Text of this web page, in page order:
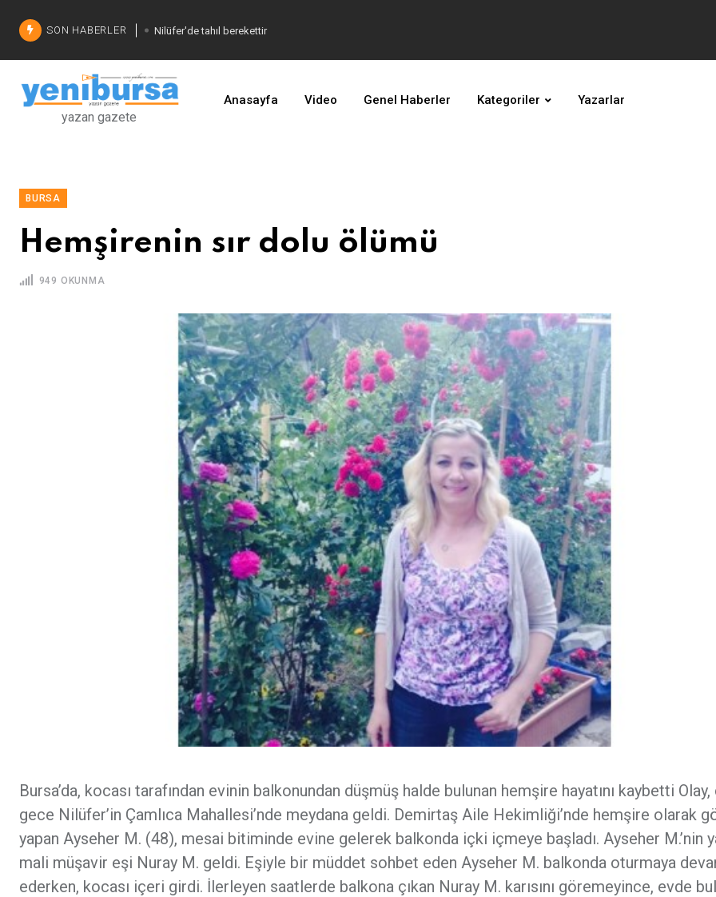
SON HABERLER Nilüfer'de tahıl berekettir
Şadi Özdemir'den çözüm
İşinizi geliştirin
yazan gazete
Anasayfa Video Genel Haberler Kategoriler Yazarlar
BURSA
Hemşirenin sır dolu ölümü
949 OKUNMA
Bursa’da, kocası tarafından evinin balkonundan düşmüş halde bulunan hemşire hayatını kaybetti Olay,
gece Nilüfer’in Çamlıca Mahallesi’nde meydana geldi. Demirtaş Aile Hekimliği’nde hemşire olarak
yapan Ayseher M. (48), mesai bitiminde evine gelerek balkonda içki içmeye başladı. Ayseher M.’nin
mali müşavir eşi Nuray M. geldi. Eşiyle bir müddet sohbet eden Ayseher M. balkonda oturmaya
ederken, kocası içeri girdi. İlerleyen saatlerde balkona çıkan Nuray M. karısını göremeyince, evde